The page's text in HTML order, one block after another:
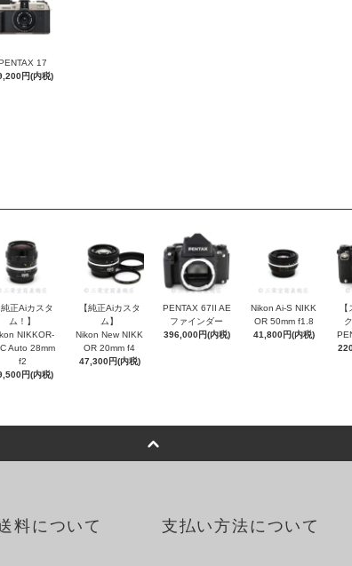
17
円(内税)
純正Aiカスタ
ム！】
NIKKOR-
Auto 28mm
f2
円(内税)
【純正Aiカスタ
ム】
Nikon New NIKK
OR 20mm f4
47,300円(内税)
PENTAX 67II AE
ファインダー
396,000円(内税)
Nikon Ai-S NIKK
OR 50mm f1.8
41,800円(内税)
料について 支払い方法について